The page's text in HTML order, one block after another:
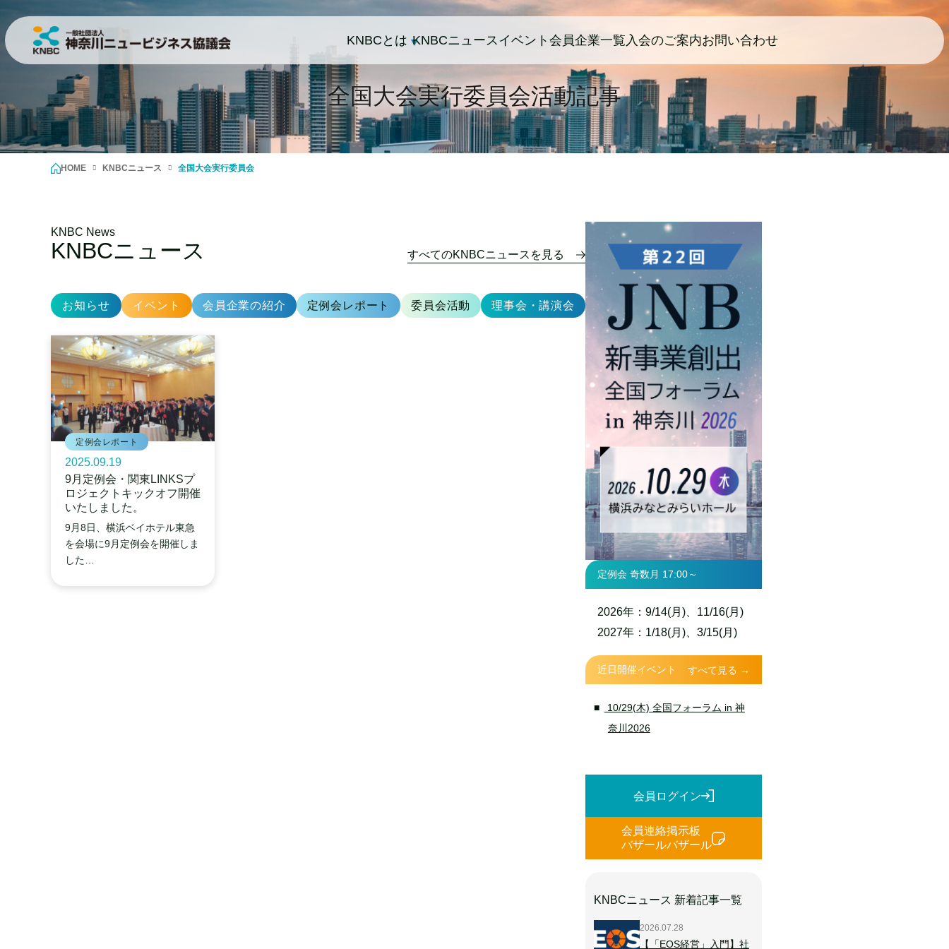
KNBCとは KNBCニュース イベント 会員企業一覧 入会のご案内お問い合わせ
全国大会実行委員会活動記事
HOME KNBCニュース 全国大会実行委員会
KNBC News
KNBCニュース すべてのKNBCニュースを見る
お知らせ イベント 会員企業の紹介 定例会レポート 委員会活動 理事会・講演会
定例会レポート
2025.09.19
9月定例会・関東LINKSプ
ロジェクトキックオフ開催
いたしました。
9月8日、横浜ベイホテル東急
を会場に9月定例会を開催しま
した…
定例会 奇数月 17:00～
2026年：9/14(月)、11/16(月)
2027年：1/18(月)、3/15(月)
近日開催イベント すべて見る →
10/29(木) 全国フォーラム in 神
奈川2026
会員ログイン
会員連絡掲示板
バザールバザール
KNBCニュース 新着記事一覧
2026.07.28
【「EOS経営」入門】社